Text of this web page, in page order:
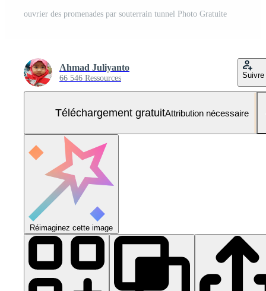
ouvrier des promenades par souterrain tunnel Photo Gratuite
Ahmad Juliyanto
66 546 Ressources Suivre
Téléchargement gratuitAttribution nécessaire
Réimaginez cette image